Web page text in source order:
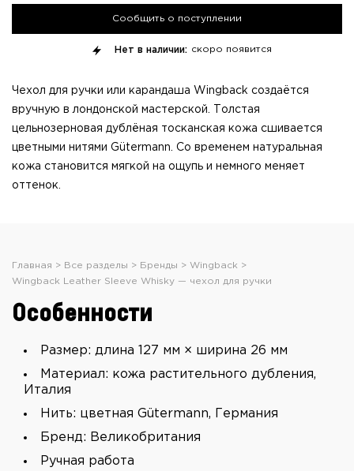
Сообщить о поступлении
Нет в наличии: скоро появится
Чехол для ручки или карандаша Wingback создаётся
вручную в лондонской мастерской. Толстая
цельнозерновая дублёная тосканская кожа сшивается
цветными нитями Gütermann. Со временем натуральная
кожа становится мягкой на ощупь и немного меняет
оттенок.
Главная Все разделы Бренды
Wingback
Wingback Leather Sleeve Whisky — чехол для ручки
Особенности
Размер: длина 127 мм × ширина 26 мм
Материал: кожа растительного дубления,
Италия
Нить: цветная Gütermann, Германия
Бренд: Великобритания
Ручная работа